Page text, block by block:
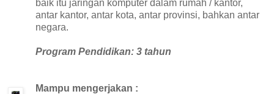
baik itu jaringan komputer dalam rumah / kantor,
antar kantor, antar kota, antar provinsi, bahkan antar
negara.
Program Pendidikan: 3 tahun
Mampu mengerjakan :